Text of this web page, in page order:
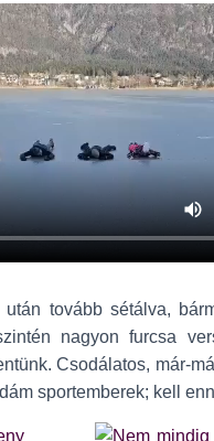
után tovább sétálva,
nagyon furcsa
Csodálatos, már-
sportemberek; kell